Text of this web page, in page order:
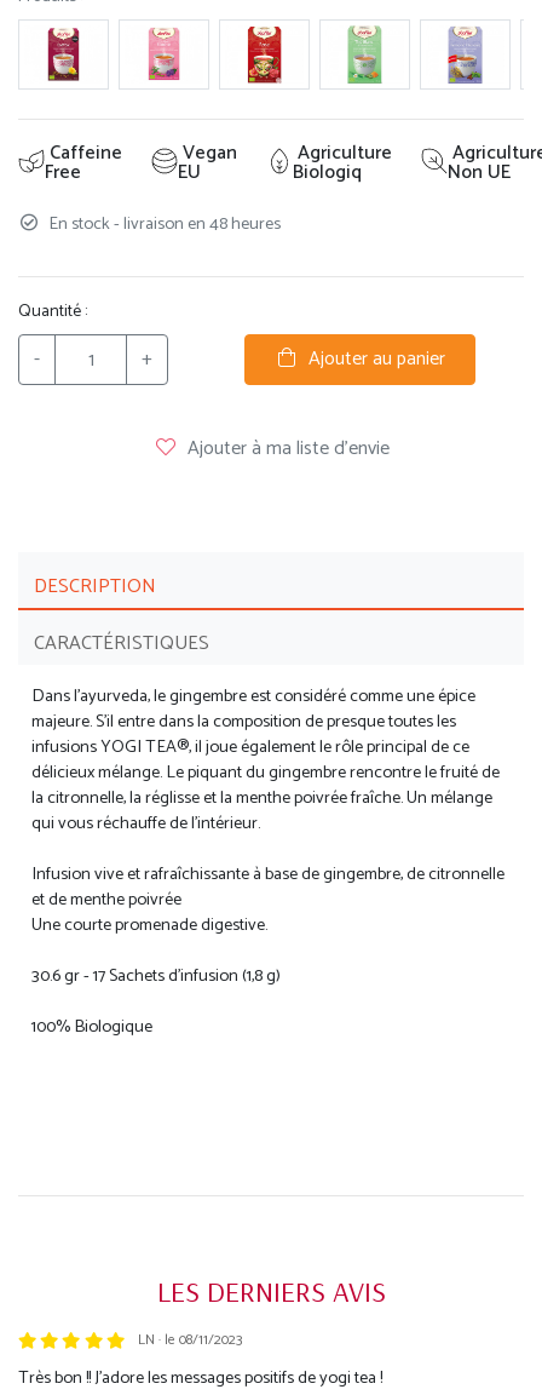
Caffeine
Free
Vegan
EU
Agriculture
Biologiq Non UE
En stock - livraison en 48 heures
Quantité :
- + Ajouter au panier
Ajouter à ma liste d'envie
DESCRIPTION
CARACTÉRISTIQUES
Dans l'ayurveda, le gingembre est considéré comme une épice
majeure. S’il entre dans la composition de presque toutes les
infusions YOGI TEA®, il joue également le rôle principal de ce
délicieux mélange. Le piquant du gingembre rencontre le fruité de
la citronnelle, la réglisse et la menthe poivrée fraîche. Un mélange
qui vous réchauffe de l’intérieur.
Infusion vive et rafraîchissante à base de gingembre, de citronnelle
et de menthe poivrée
Une courte promenade digestive.
30.6 gr - 17 Sachets d'infusion (1,8 g)
100% Biologique
LES DERNIERS AVIS
Trustpilot LN · le 08/11/2023
Très bon !! J'adore les messages positifs de yogi tea !